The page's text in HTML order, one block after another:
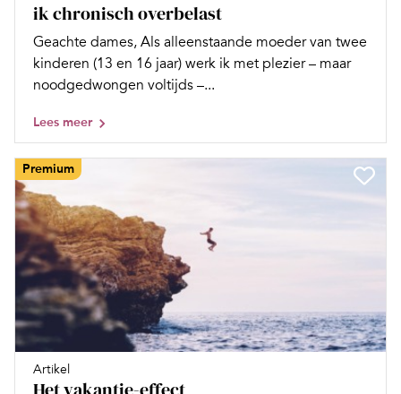
ik chronisch overbelast
Geachte dames, Als alleenstaande moeder van twee
kinderen (13 en 16 jaar) werk ik met plezier – maar
noodgedwongen voltijds –...
Lees meer
Premium
Artikel